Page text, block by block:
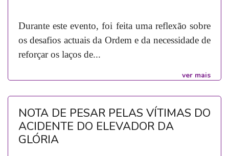
Durante este evento, foi feita uma reflexão sobre
os desafios actuais da Ordem e da necessidade de
reforçar os laços de...
ver mais
NOTA DE PESAR PELAS VÍTIMAS DO
ACIDENTE DO ELEVADOR DA
GLÓRIA